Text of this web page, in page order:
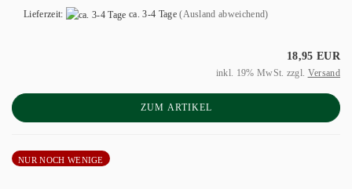
Lieferzeit: ca. 3-4 Tage (Ausland abweichend)
18,95 EUR
inkl. 19% MwSt. zzgl. Versand
ZUM ARTIKEL
NUR NOCH WENIGE